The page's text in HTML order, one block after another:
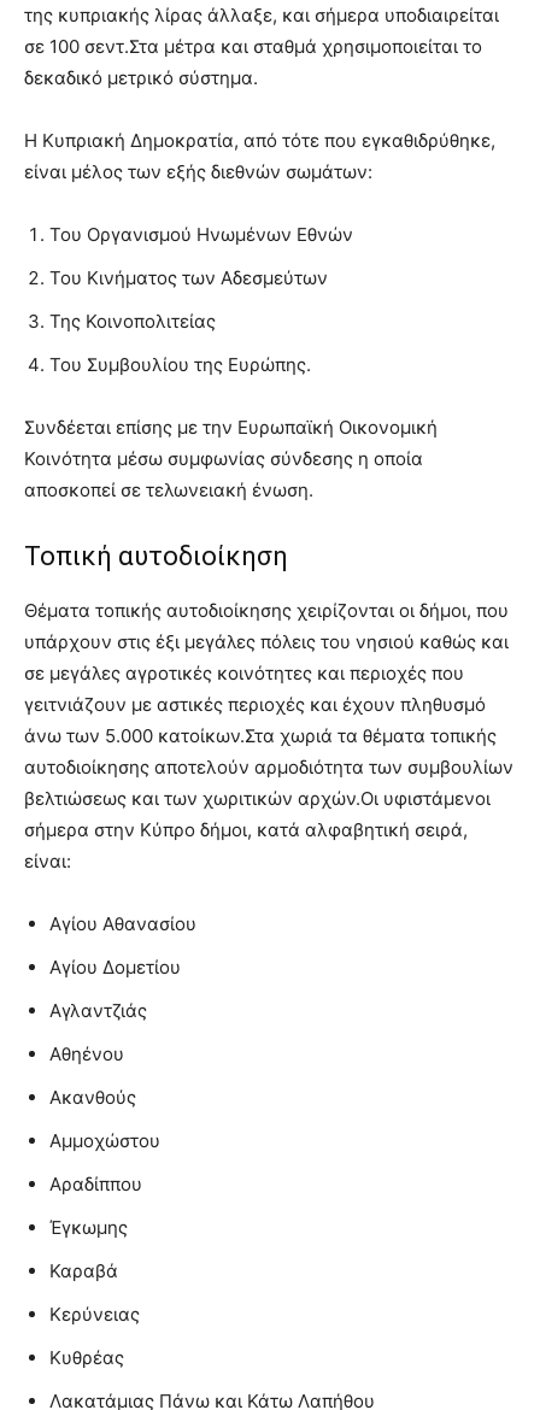
της κυπριακής λίρας άλλαξε, και σήμερα υποδιαιρείται
σε 100 σεντ.Στα μέτρα και σταθμά χρησιμοποιείται το
δεκαδικό μετρικό σύστημα.
Η Κυπριακή Δημοκρατία, από τότε που εγκαθιδρύθηκε,
είναι μέλος των εξής διεθνών σωμάτων:
Του Οργανισμού Ηνωμένων Εθνών
Του Κινήματος των Αδεσμεύτων
Της Κοινοπολιτείας
Του Συμβουλίου της Ευρώπης.
Συνδέεται επίσης με την Ευρωπαϊκή Οικονομική
Κοινότητα μέσω συμφωνίας σύνδεσης η οποία
αποσκοπεί σε τελωνειακή ένωση.
Τοπική αυτοδιοίκηση
Θέματα τοπικής αυτοδιοίκησης χειρίζονται οι δήμοι, που
υπάρχουν στις έξι μεγάλες πόλεις του νησιού καθώς και
σε μεγάλες αγροτικές κοινότητες και περιοχές που
γειτνιάζουν με αστικές περιοχές και έχουν πληθυσμό
άνω των 5.000 κατοίκων.Στα χωριά τα θέματα τοπικής
αυτοδιοίκησης αποτελούν αρμοδιότητα των συμβουλίων
βελτιώσεως και των χωριτικών αρχών.Οι υφιστάμενοι
σήμερα στην Κύπρο δήμοι, κατά αλφαβητική σειρά,
είναι:
Αγίου Αθανασίου
Αγίου Δομετίου
Αγλαντζιάς
Αθηένου
Ακανθούς
Αμμοχώστου
Αραδίππου
Έγκωμης
Καραβά
Κερύνειας
Κυθρέας
Λακατάμιας Πάνω και Κάτω Λαπήθου